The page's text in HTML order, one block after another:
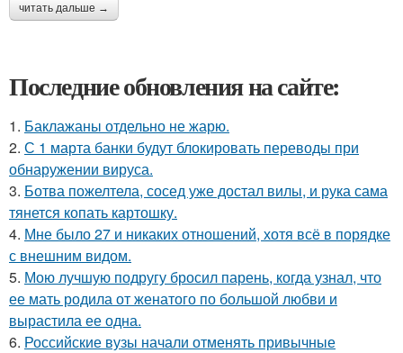
читать дальше →
Последние обновления на сайте:
1. Баклажаны отдельно не жарю.
2. С 1 марта банки будут блокировать переводы при
обнаружении вируса.
3. Ботва пожелтела, сосед уже достал вилы, и рука сама
тянется копать картошку.
4. Мне было 27 и никаких отношений, хотя всё в порядке
с внешним видом.
5. Мою лучшую подругу бросил парень, когда узнал, что
ее мать родила от женатого по большой любви и
вырастила ее одна.
6. Российские вузы начали отменять привычные